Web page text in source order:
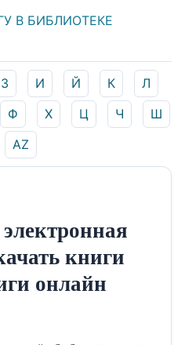
В БИБЛИОТЕКЕ
З И Й К
Л
Ф Х Ц Ч
Ш
AZ
книги
онлайн